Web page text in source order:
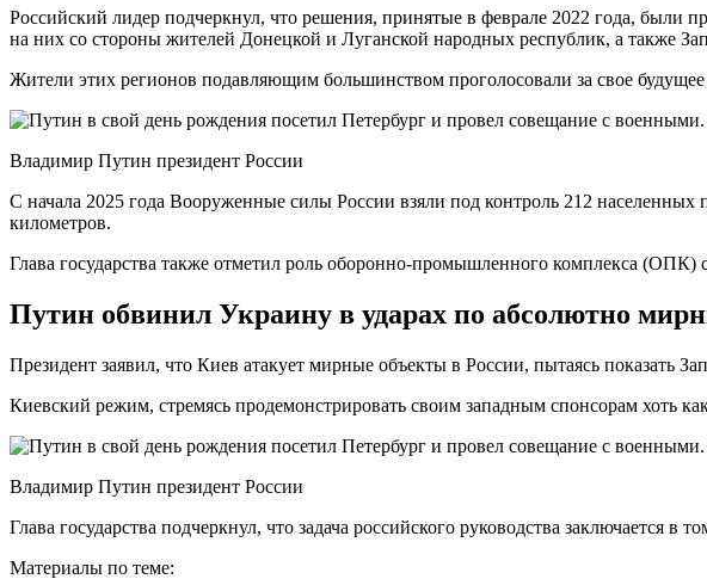
Российский лидер подчеркнул, что решения, принятые в феврале 2022 года, были
на них со стороны жителей Донецкой и Луганской народных республик, а также
Жители этих регионов подавляющим большинством проголосовали за свое будущее
Владимир Путин президент России
С начала 2025 года Вооруженные силы России взяли под контроль 212
километров.
Глава государства также отметил роль оборонно-промышленного комплекса
Путин обвинил Украину в ударах по абсолютно
Президент заявил, что Киев атакует мирные объекты в России, пытаясь показать
Киевский режим, стремясь продемонстрировать своим западным спонсорам хоть
Владимир Путин президент России
Глава государства подчеркнул, что задача российского руководства заключается
Материалы по теме: